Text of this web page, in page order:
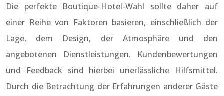
Die perfekte Boutique-Hotel-Wahl sollte daher auf
einer Reihe von Faktoren basieren, einschließlich der
Lage, dem Design, der Atmosphäre und den
angebotenen Dienstleistungen. Kundenbewertungen
und Feedback sind hierbei unerlässliche Hilfsmittel.
Durch die Betrachtung der Erfahrungen anderer Gäste